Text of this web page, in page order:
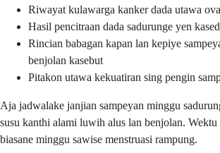
Riwayat kulawarga kanker dada utawa
Hasil pencitraan dada sadurunge yen
Rincian babagan kapan lan kepiye
benjolan kasebut
Pitakon utawa kekuatiran sing pengin
Aja jadwalake janjian sampeyan minggu
susu kanthi alami luwih alus lan benjolan.
biasane minggu sawise menstruasi rampung.